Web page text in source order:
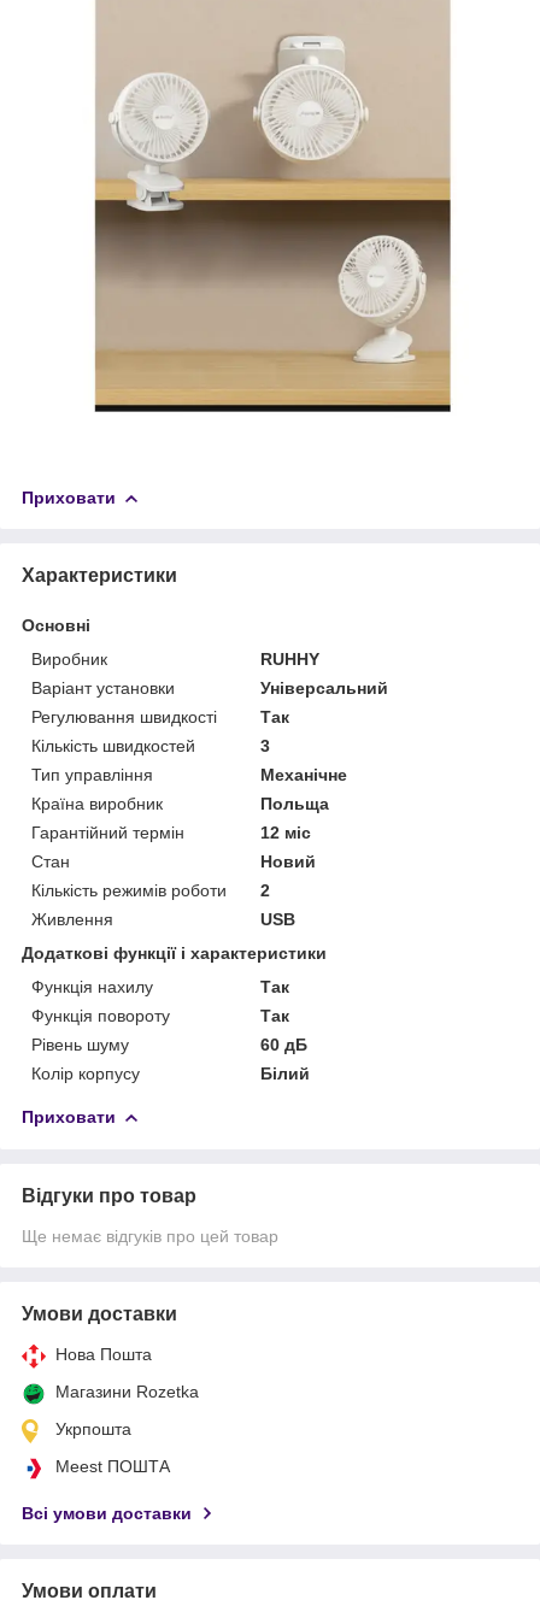
Приховати
Характеристики
Основні
Виробник
RUHHY
Варіант установки
Універсальний
Регулювання швидкості
Так
Кількість швидкостей
3
Тип управління
Механічне
Країна виробник
Польща
Гарантійний термін
12 міс
Стан
Новий
Кількість режимів роботи
2
Живлення
USB
Додаткові функції і характеристики
Функція нахилу
Так
Функція повороту
Так
Рівень шуму
60 дБ
Колір корпусу
Білий
Приховати
Відгуки про товар
Ще немає відгуків про цей товар
Умови доставки
Нова Пошта
Магазини Rozetka
Укрпошта
Meest ПОШТА
Всі умови доставки
Умови оплати